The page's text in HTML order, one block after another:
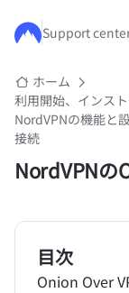
メインコンテンツに
Support
ホーム
利用開始、インス
NordVPNの機能と
接続
NordVPNの
目次
Onion Over